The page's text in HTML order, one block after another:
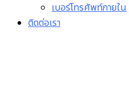
เบอร์โทรศัพท์ภายใน
ติดต่อเรา